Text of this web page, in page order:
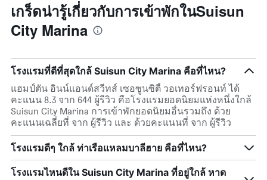
เกร็ดน่ารู้เกี่ยวกับการเข้าพักในSuisun
City Marina
โรงแรมที่ดีที่สุดใกล้ Suisun City Marina คือที่ไหน?
แฮมป์ตัน อินน์แอนด์สวีทส์ เซอซูนซิตี้ วอเทอร์ฟรอนท์ ได้
คะแนน 8.3 จาก 644 ผู้รีวิว คือโรงแรมยอดนิยมแห่งหนึ่งใกล้
Suisun City Marina การเข้าพักยอดนิยมอื่นรวมถึง ด้วย
คะแนนเฉลี่ยที่ จาก ผู้รีวิว และ ด้วยคะแนนที่ จาก ผู้รีวิว
โรงแรมดีๆ ใกล้ ท่าเรือแหลมบาลีฮาย คือที่ไหน?
โรงแรมไหนดีใน Suisun City Marina ที่อยู่ใกล้ หาด